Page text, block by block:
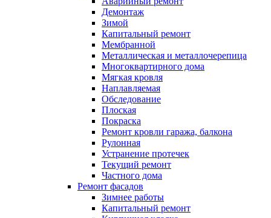
Демонтаж
Зимой
Капитальный ремонт
Мембранной
Металлическая и металлочерепица
Многоквартирного дома
Мягкая кровля
Наплавляемая
Обследование
Плоская
Покраска
Ремонт кровли гаража, балкона
Рулонная
Устранение протечек
Текущий ремонт
Частного дома
Ремонт фасадов
Зимнее работы
Капитальный ремонт